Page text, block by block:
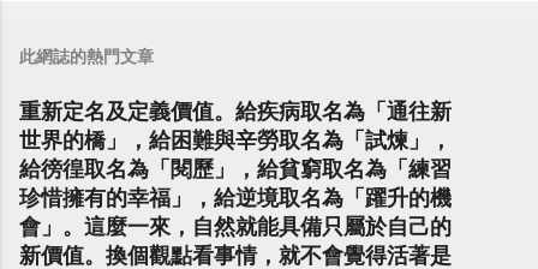
此網誌的熱門文章
重新定名及定義價值。給疾病取名為「通往新
世界的橋」，給困難與辛勞取名為「試煉」，
給徬徨取名為「閱歷」，給貧窮取名為「練習
珍惜擁有的幸福」，給逆境取名為「躍升的機
會」。這麼一來，自然就能具備只屬於自己的
新價值。換個觀點看事情，就不會覺得活著是